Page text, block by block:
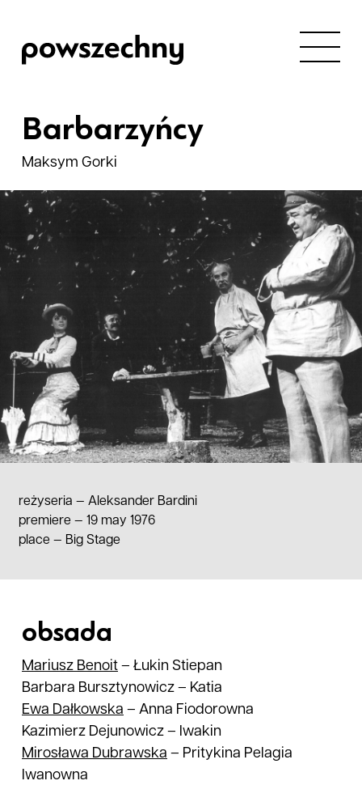
Barbarzyńcy
Maksym Gorki
reżyseria — Aleksander Bardini
premiere — 19 may 1976
place — Big Stage
obsada
Mariusz Benoit – Łukin Stiepan
Barbara Bursztynowicz – Katia
Ewa Dałkowska – Anna Fiodorowna
Kazimierz Dejunowicz – Iwakin
Mirosława Dubrawska – Pritykina Pelagia
Iwanowna